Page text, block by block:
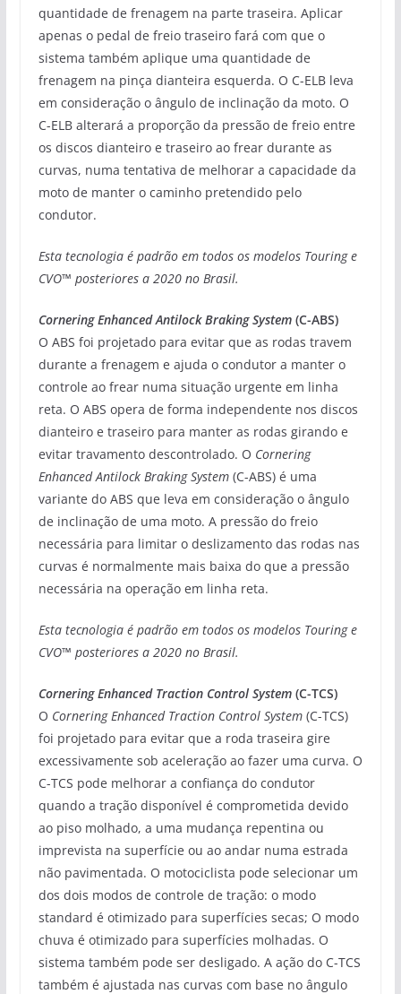
quantidade de frenagem na parte traseira. Aplicar
apenas o pedal de freio traseiro fará com que o
sistema também aplique uma quantidade de
frenagem na pinça dianteira esquerda. O C-ELB leva
em consideração o ângulo de inclinação da moto. O
C-ELB alterará a proporção da pressão de freio entre
os discos dianteiro e traseiro ao frear durante as
curvas, numa tentativa de melhorar a capacidade da
moto de manter o caminho pretendido pelo
condutor.
Esta tecnologia é padrão em todos os modelos Touring e
CVO™ posteriores a 2020 no Brasil.
Cornering Enhanced Antilock Braking System(C-ABS)
O ABS foi projetado para evitar que as rodas travem
durante a frenagem e ajuda o condutor a manter o
controle ao frear numa situação urgente em linha
reta. O ABS opera de forma independente nos discos
dianteiro e traseiro para manter as rodas girando e
evitar travamento descontrolado. O Cornering
Enhanced Antilock Braking System(C-ABS) é uma
variante do ABS que leva em consideração o ângulo
de inclinação de uma moto. A pressão do freio
necessária para limitar o deslizamento das rodas nas
curvas é normalmente mais baixa do que a pressão
necessária na operação em linha reta.
Esta tecnologia é padrão em todos os modelos Touring e
CVO™ posteriores a 2020 no Brasil.
Cornering Enhanced Traction Control System(C-TCS)
O Cornering Enhanced Traction Control System(C-TCS)
foi projetado para evitar que a roda traseira gire
excessivamente sob aceleração ao fazer uma curva. O
C-TCS pode melhorar a confiança do condutor
quando a tração disponível é comprometida devido
ao piso molhado, a uma mudança repentina ou
imprevista na superfície ou ao andar numa estrada
não pavimentada. O motociclista pode selecionar um
dos dois modos de controle de tração: o modo
standard é otimizado para superfícies secas; O modo
chuva é otimizado para superfícies molhadas. O
sistema também pode ser desligado. A ação do C-TCS
também é ajustada nas curvas com base no ângulo